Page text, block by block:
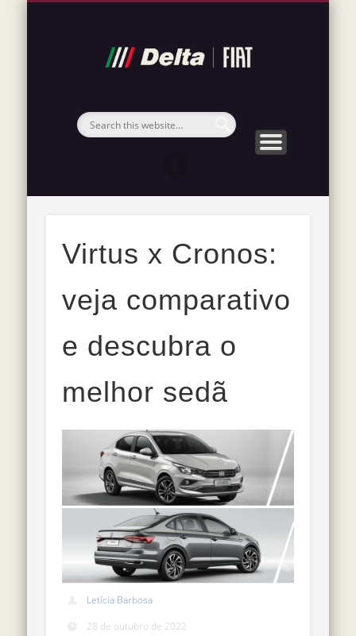
Virtus x Cronos:
veja comparativo
e descubra o
melhor sedã
Letícia Barbosa
28 de outubro de 2022